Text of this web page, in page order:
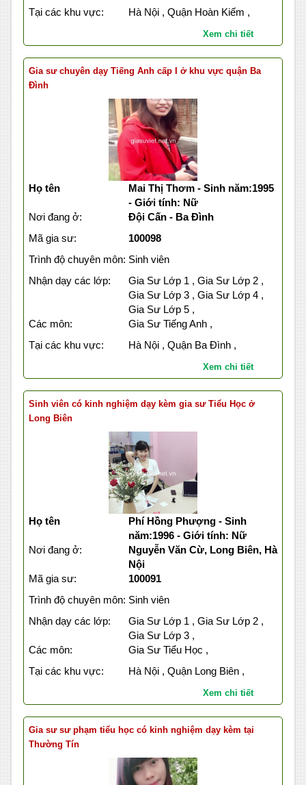
Tại các khu vực:
Hà Nội , Quận Hoàn Kiếm ,
Xem chi tiết
Gia sư chuyên dạy Tiếng Anh cấp I ở khu vực quận Ba
Đình
Họ tên
Mai Thị Thơm - Sinh năm:1995
- Giới tính: Nữ
Nơi đang ở:
Đội Cấn - Ba Đình
Mã gia sư:
100098
Trình độ chuyên môn: Sinh viên
Nhận dạy các lớp:
Gia Sư Lớp 1 , Gia Sư Lớp 2 ,
Gia Sư Lớp 3 , Gia Sư Lớp 4 ,
Gia Sư Lớp 5 ,
Các môn:
Gia Sư Tiếng Anh ,
Tại các khu vực:
Hà Nội , Quận Ba Đình ,
Xem chi tiết
Sinh viên có kinh nghiệm dạy kèm gia sư Tiểu Học ở
Long Biên
Họ tên
Phí Hồng Phượng - Sinh
năm:1996 - Giới tính: Nữ
Nơi đang ở:
Nguyễn Văn Cừ, Long Biên, Hà
Nội
Mã gia sư:
100091
Trình độ chuyên môn: Sinh viên
Nhận dạy các lớp:
Gia Sư Lớp 1 , Gia Sư Lớp 2 ,
Gia Sư Lớp 3 ,
Các môn:
Gia Sư Tiểu Học ,
Tại các khu vực:
Hà Nội , Quận Long Biên ,
Xem chi tiết
Gia sư sư phạm tiểu học có kinh nghiệm dạy kèm tại
Thường Tín